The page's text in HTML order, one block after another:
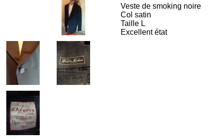
Veste de smoking noire
Col satin
Taille L
Excellent état